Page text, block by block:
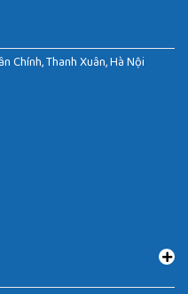
Chính, Thanh Xuân, Hà Nội